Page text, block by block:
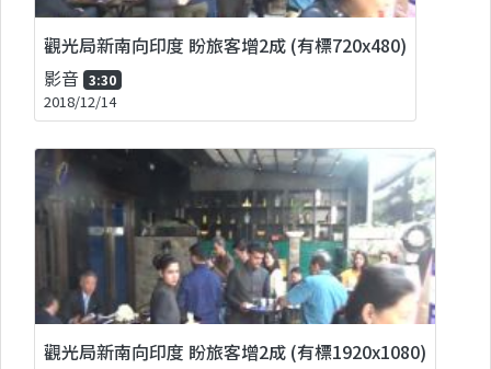
觀光局新南向印度 盼旅客增2成 (有標720x480)
影音 3:30
2018/12/14
觀光局新南向印度 盼旅客增2成 (有標1920x1080)